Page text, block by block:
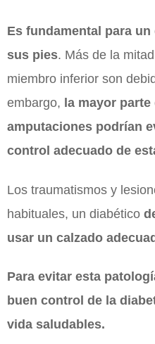
Es fundamental para
sus pies. Más de la
miembro inferior son
embargo, la mayor
amputaciones podrían
control adecuado de
Los traumatismos y
habituales, un diabético
usar un calzado
Para evitar esta
buen control de la
vida saludables.